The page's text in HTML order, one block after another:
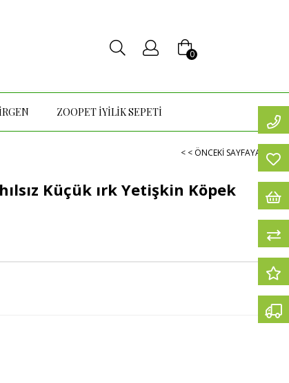
0
ZOOPET İYİLİK SEPETİ
< < ÖNCEKI SAYFAYA DÖN
Küçük ırk Yetişkin Köpek